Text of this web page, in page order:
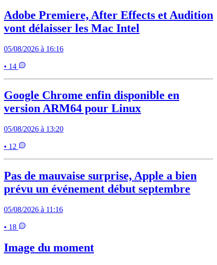
Adobe Premiere, After Effects et Audition
vont délaisser les Mac Intel
05/08/2026 à 16:16
• 14
Google Chrome enfin disponible en
version ARM64 pour Linux
05/08/2026 à 13:20
• 12
Pas de mauvaise surprise, Apple a bien
prévu un événement début septembre
05/08/2026 à 11:16
• 18
Image du moment